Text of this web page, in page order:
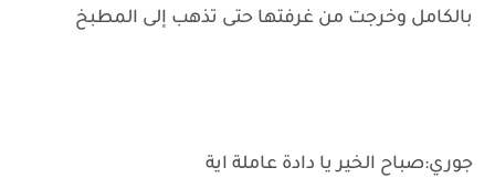
بالكامل وخرجت من غرفتها حتى تذهب إلى المطبخ
جوري:صباح الخير يا دادة عاملة اية